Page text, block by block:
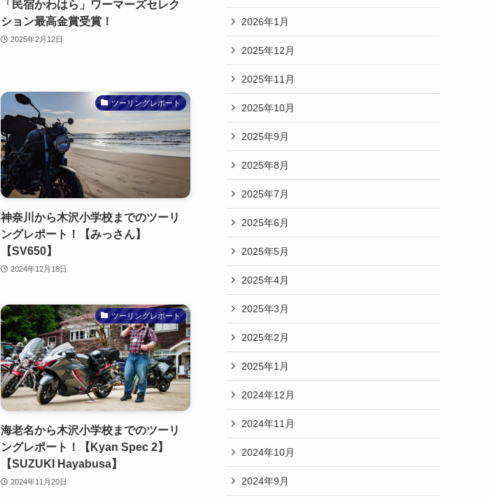
「民宿かわはら」ワーマーズセレク
ション最高金賞受賞！
2025年2月12日
ツーリングレポート
神奈川から木沢小学校までのツーリ
ングレポート！【みっさん】
【SV650】
2024年12月18日
ツーリングレポート
海老名から木沢小学校までのツーリ
ングレポート！【Kyan Spec 2】
【SUZUKI Hayabusa】
2024年11月20日
2026年1月
2025年12月
2025年11月
2025年10月
2025年9月
2025年8月
2025年7月
2025年6月
2025年5月
2025年4月
2025年3月
2025年2月
2025年1月
2024年12月
2024年11月
2024年10月
2024年9月